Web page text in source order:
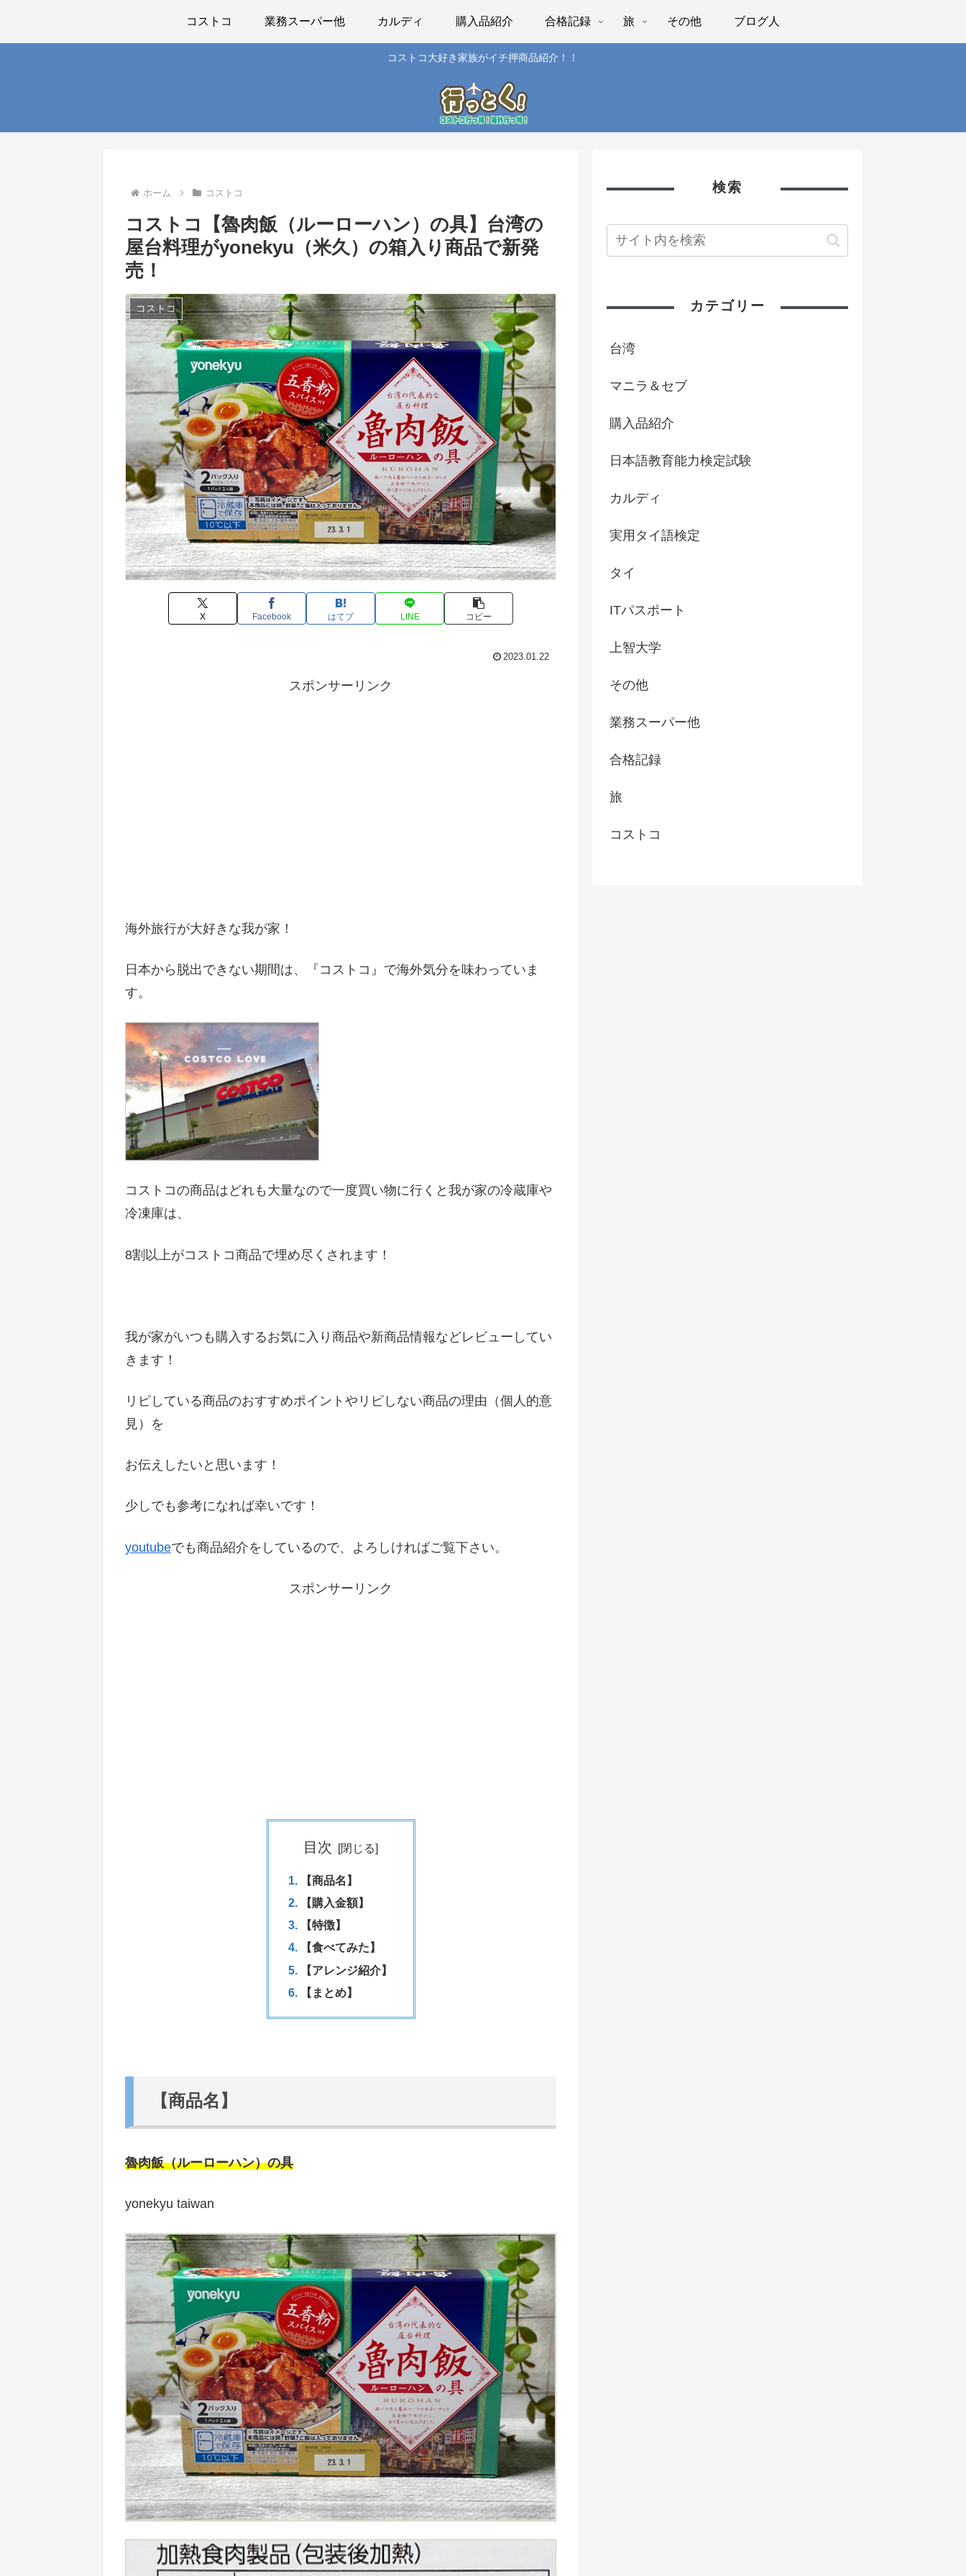
コストコ大好き家族がイチ押商品紹介！！
コストコ 業務スーパー他 カルディ 購入品紹介 合格記録 旅 その他 ブログ人
ホーム コストコ
コストコ【魯肉飯（ルーローハン）の具】台湾の
屋台料理がyonekyu（米久）の箱入り商品で新発
売！
コストコ
X Facebook はてブ LINE コピー
2023.01.22
スポンサーリンク
海外旅行が大好きな我が家！
日本から脱出できない期間は、『コストコ』 で海外気分を味わっていま
す。
コストコの商品はどれも大量なので一度買い物に行くと我が家の冷蔵庫や
冷凍庫は、
8割以上がコストコ商品で埋め尽くされます！
我が家がいつも購入するお気に入り商品や新商品情報などレビ ューしてい
きます！
リピしている商品のおすすめポイントやリピしない商品の理由（個人的意
見）を
お伝えしたいと思います！
少しでも参考になれば幸いです！
youtubeでも商品紹介をしているので、よろしければご覧下さい。
スポンサーリンク
目次
【商品名】
【購入金額】
【特徴】
【食べてみた】
【アレンジ紹介】
【まとめ】
【商品名】
魯肉飯（ルーローハン）の具
yonekyu taiwan
検索
カテゴリー
台湾
マニラ＆セブ
購入品紹介
日本語教育能力検定試験
カルディ
実用タイ語検定
タイ
ITパスポート
上智大学
その他
業務スーパー他
合格記録
旅
コストコ